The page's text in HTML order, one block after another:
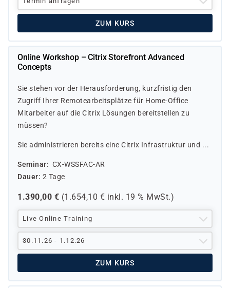
ZUM KURS
Online Workshop – Citrix Storefront Advanced
Concepts
Sie stehen vor der Herausforderung, kurzfristig den
Zugriff Ihrer Remotearbeitsplätze für Home-Office
Mitarbeiter auf die Citrix Lösungen bereitstellen zu
müssen?
Sie administrieren bereits eine Citrix Infrastruktur und ...
Seminar
CX-WSSFAC-AR
Dauer 2 Tage
1.390,00 € (1.654,10 € inkl. 19 % MwSt.)
Live Online Training
30.11.26 - 1.12.26
ZUM KURS